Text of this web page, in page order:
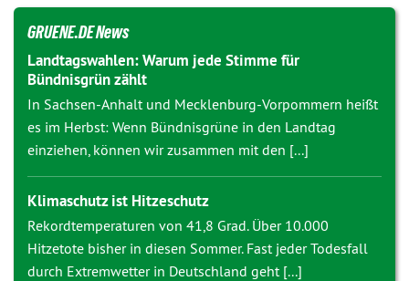
GRUENE.DE News
Landtagswahlen: Warum jede Stimme für
Bündnisgrün zählt
In Sachsen-Anhalt und Mecklenburg-Vorpommern heißt
es im Herbst: Wenn Bündnisgrüne in den Landtag
einziehen, können wir zusammen mit den [...]
Klimaschutz ist Hitzeschutz
Rekordtemperaturen von 41,8 Grad. Über 10.000
Hitzetote bisher in diesen Sommer. Fast jeder Todesfall
durch Extremwetter in Deutschland geht [...]